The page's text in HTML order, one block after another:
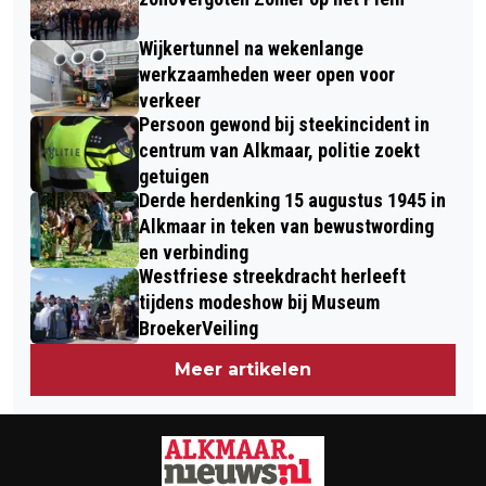
OVERAL IN DE WERELD
Wijkertunnel na wekenlange
werkzaamheden weer open voor
verkeer
Persoon gewond bij steekincident in
centrum van Alkmaar, politie zoekt
getuigen
Derde herdenking 15 augustus 1945 in
Alkmaar in teken van bewustwording
en verbinding
Westfriese streekdracht herleeft
tijdens modeshow bij Museum
BroekerVeiling
Meer artikelen